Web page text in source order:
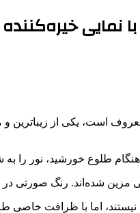
نمایی خیره‌کننده
طلوع خورشید، نور را
شده‌اند. رنگ صورتی
نیستند، اما با ظرافت